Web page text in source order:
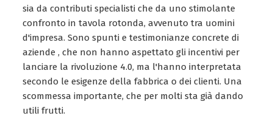
sia da contributi specialisti che da uno stimolante
confronto in tavola rotonda, avvenuto tra uomini
d'impresa. Sono spunti e testimonianze concrete di
aziende , che non hanno aspettato gli incentivi per
lanciare la rivoluzione 4.0, ma l'hanno interpretata
secondo le esigenze della fabbrica o dei clienti. Una
scommessa importante, che per molti sta già dando
utili frutti.